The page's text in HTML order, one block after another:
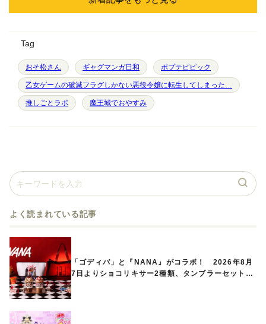
Tag
おそ松さん ギャグマンガ日和 ポプテピピック
乙女ゲームの破滅フラグしかない悪役令嬢に転生してしまった…
推しごとラボ 魔王城でおやすみ
よく読まれている記事
「ゴディバ」と『NANA』がコラボ！ 2026年8月
7日よりショコリキサー2種類、タンブラーセットな